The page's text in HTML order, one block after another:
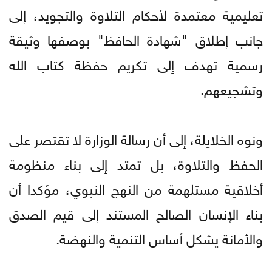
تعليمية معتمدة لأحكام التلاوة والتجويد، إلى
جانب إطلاق "شهادة الحافظ" بوصفها وثيقة
رسمية تهدف إلى تكريم حفظة كتاب الله
وتشجيعهم.
ونوه الخلايلة، إلى أن رسالة الوزارة لا تقتصر على
الحفظ والتلاوة، بل تمتد إلى بناء منظومة
أخلاقية مستلهمة من النهج النبوي، مؤكدا أن
بناء الإنسان الصالح المستند إلى قيم الصدق
والأمانة يشكل أساس التنمية والنهضة.